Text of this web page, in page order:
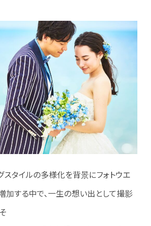
スタイルの多様化を背景にフォトウエ
加する中で、一生の想い出として撮影